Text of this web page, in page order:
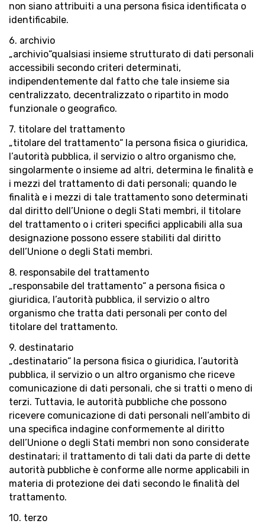
non siano attribuiti a una persona fisica identificata o
identificabile.
6. archivio
„archivio“qualsiasi insieme strutturato di dati personali
accessibili secondo criteri determinati,
indipendentemente dal fatto che tale insieme sia
centralizzato, decentralizzato o ripartito in modo
funzionale o geografico.
7. titolare del trattamento
„titolare del trattamento“ la persona fisica o giuridica,
l’autorità pubblica, il servizio o altro organismo che,
singolarmente o insieme ad altri, determina le finalità e
i mezzi del trattamento di dati personali; quando le
finalità e i mezzi di tale trattamento sono determinati
dal diritto dell’Unione o degli Stati membri, il titolare
del trattamento o i criteri specifici applicabili alla sua
designazione possono essere stabiliti dal diritto
dell’Unione o degli Stati membri.
8. responsabile del trattamento
„responsabile del trattamento“ a persona fisica o
giuridica, l’autorità pubblica, il servizio o altro
organismo che tratta dati personali per conto del
titolare del trattamento.
9. destinatario
„destinatario“ la persona fisica o giuridica, l’autorità
pubblica, il servizio o un altro organismo che riceve
comunicazione di dati personali, che si tratti o meno di
terzi. Tuttavia, le autorità pubbliche che possono
ricevere comunicazione di dati personali nell’ambito di
una specifica indagine conformemente al diritto
dell’Unione o degli Stati membri non sono considerate
destinatari; il trattamento di tali dati da parte di dette
autorità pubbliche è conforme alle norme applicabili in
materia di protezione dei dati secondo le finalità del
trattamento.
10. terzo